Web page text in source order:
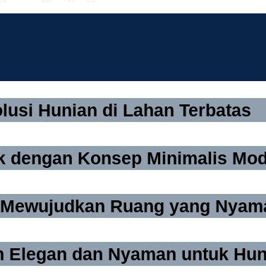
Hunian di Lahan Terbatas
dengan Konsep Minimalis
Ruang yang
dan Nyaman untuk